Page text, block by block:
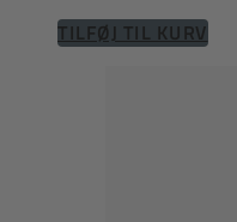
TILFØJ TIL KURV